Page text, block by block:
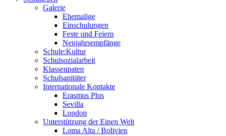
Galerie
Ehemalige
Einschulungen
Feste und Feiern
Neujahrsempfänge
Schule:Kultur
Schulsozialarbeit
Klassenpaten
Schulsanitäter
Internationale Kontakte
Erasmus Plus
Sevilla
London
Unterstützung der Einen Welt
Loma Alta / Bolivien